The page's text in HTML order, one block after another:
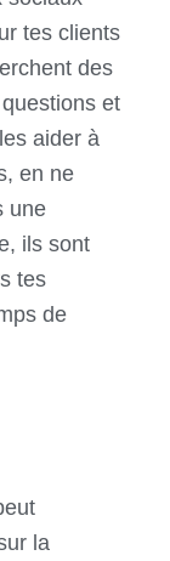
tes clients
des
et
aider à
en ne
une
ils sont
tes
de
la